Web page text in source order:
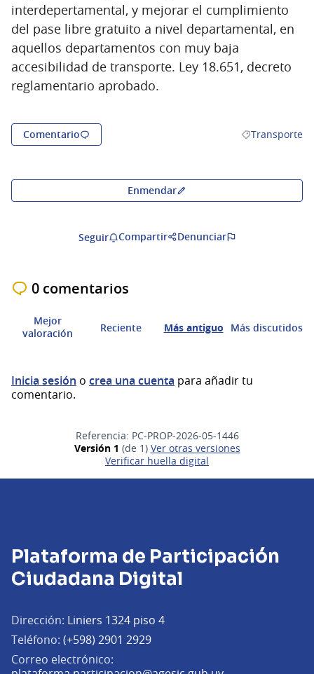
interdepertamental, y mejorar el cumplimiento
del pase libre gratuito a nivel departamental, en
aquellos departamentos con muy baja
accesibilidad de transporte. Ley 18.651, decreto
reglamentario aprobado.
Comentario Resultados al
Transporte
Enmendar
Seguir Compartir Denunciar
0 comentarios
Mejor
valoración
Reciente Más antiguo Más discutidos
Inicia sesión o crea una cuenta para añadir tu
comentario.
Referencia: PC-PROP-2026-05-1446
Versión 1 (de 1)
ver otras versiones
Verificar huella digital
Plataforma de Participación
Ciudadana Digital
Dirección: Liniers 1324 piso 4
Teléfono: (+598) 2901 2929
Correo electrónico: